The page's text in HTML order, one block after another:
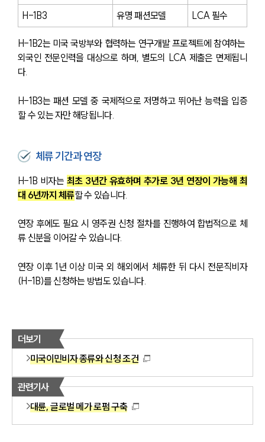
H-1B3 유명 패션모델 LCA 필수
H-1B2는 미국 국방부와 협력하는 연구개발 프로젝트에 참여하는
외국인 전문인력을 대상으로 하며, 별도의 LCA 제출은 면제됩니
다.
H-1B3는 패션 모델 중 국제적으로 저명하고 뛰어난 능력을 입증
할 수 있는 자만 해당됩니다.
체류 기간과 연장
H-1B 비자는 최초 3년간 유효하며 추가로 3년 연장이 가능해 최
대 6년까지 체류할 수 있습니다.
연장 후에도 필요 시 영주권 신청 절차를 진행하여 합법적으로 체
류 신분을 이어갈 수 있습니다.
연장 이후 1년 이상 미국 외 해외에서 체류한 뒤 다시 전문직비자
(H-1B)를 신청하는 방법도 있습니다.
더보기
미국이민비자 종류와 신청 조건
관련기사
대륜, 글로벌 메가 로펌 구축